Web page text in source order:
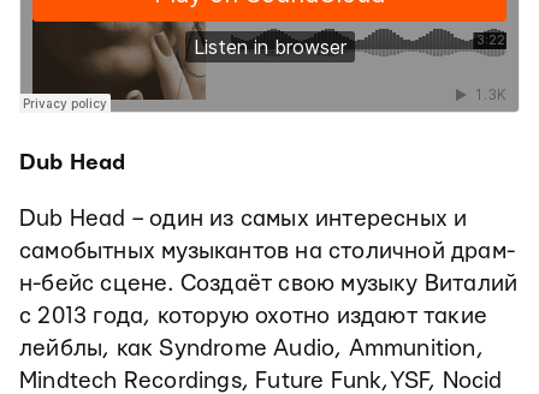
Dub Head
Dub Head – один из самых интересных и
самобытных музыкантов на столичной драм-
н-бейс сцене. Создаёт свою музыку Виталий
с 2013 года, которую охотно издают такие
лейблы, как Syndrome Audio, Ammunition,
Mindtech Recordings, Future Funk,YSF, Nocid